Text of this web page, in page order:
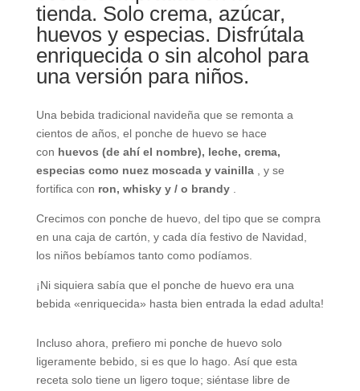
tienda. Solo crema, azúcar,
huevos y especias. Disfrútala
enriquecida o sin alcohol para
una versión para niños.
Una bebida tradicional navideña que se remonta a
cientos de años, el ponche de huevo se hace
con huevos (de ahí el nombre), leche, crema,
especias como nuez moscada y vainilla, y se
fortifica con ron, whisky y / o brandy.
Crecimos con ponche de huevo, del tipo que se compra
en una caja de cartón, y cada día festivo de Navidad,
los niños bebíamos tanto como podíamos.
¡Ni siquiera sabía que el ponche de huevo era una
bebida «enriquecida» hasta bien entrada la edad adulta!
Incluso ahora, prefiero mi ponche de huevo solo
ligeramente bebido, si es que lo hago. Así que esta
receta solo tiene un ligero toque; siéntase libre de